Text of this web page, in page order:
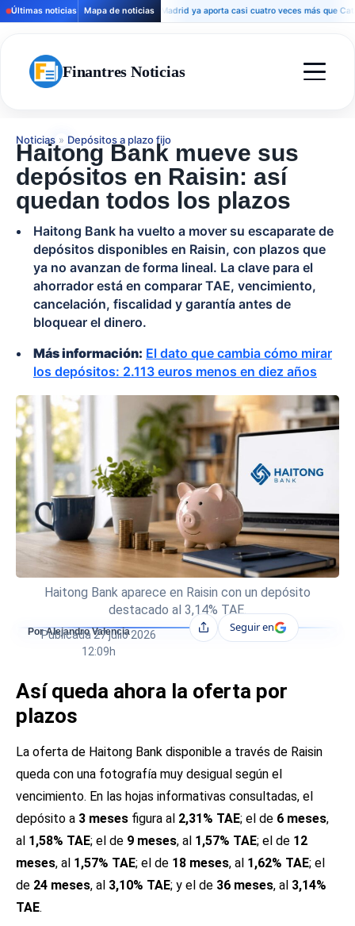
Últimas noticias Mapa de noticiasMadrid ya aporta casi cuatro veces más que
Finantres Noticias
Noticias » Depósitos a plazo fijo
Haitong Bank mueve sus
depósitos en Raisin: así
quedan todos los plazos
Haitong Bank ha vuelto a mover su escaparate de
depósitos disponibles en Raisin, con plazos que
ya no avanzan de forma lineal. La clave para el
ahorrador está en comparar TAE, vencimiento,
cancelación, fiscalidad y garantía antes de
bloquear el dinero.
Más información: El dato que cambia cómo mirar
los depósitos: 2.113 euros menos en diez años
Haitong Bank aparece en Raisin con un depósito
destacado al 3,14% TAE.
Por Alejandro Valencia
Publicada 27 julio 2026
12:09h
CompartirSeguir en
Así queda ahora la oferta por
plazos
La oferta de Haitong Bank disponible a través de Raisin
queda con una fotografía muy desigual según el
vencimiento. En las hojas informativas consultadas, el
depósito a 3 meses figura al 2,31% TAE; el de 6 meses,
al 1,58% TAE; el de 9 meses, al 1,57% TAE; el de 12
meses, al 1,57% TAE; el de 18 meses, al 1,62% TAE; el
de 24 meses, al 3,10% TAE; y el de 36 meses, al 3,14%
TAE.